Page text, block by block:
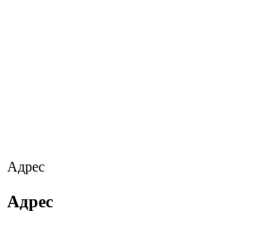
Адрес
Адрес